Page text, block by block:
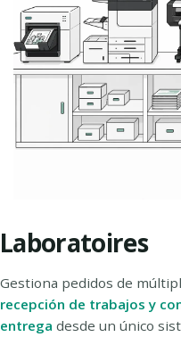
Laboratoires
Gestiona pedidos de
recepción de trabajos y
entrega desde un único